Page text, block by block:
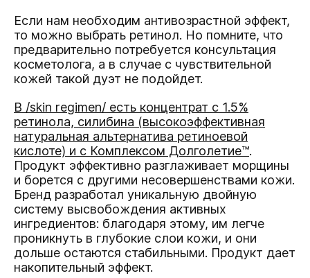
Если нам необходим антивозрастной эффект,
то можно выбрать ретинол. Но помните, что
предварительно потребуется консультация
косметолога, а в случае с чувствительной
кожей такой дуэт не подойдет.
В /skin regimen/ есть концентрат с 1.5%
ретинола, силибина (высокоэффективная
натуральная альтернатива ретиноевой
кислоте) и с Комплексом Долголетие™.
Продукт эффективно разглаживает морщины
и борется с другими несовершенствами кожи.
Бренд разработал уникальную двойную
систему высвобождения активных
ингредиентов: благодаря этому, им легче
проникнуть в глубокие слои кожи, и они
дольше остаются стабильными. Продукт дает
накопительный эффект.